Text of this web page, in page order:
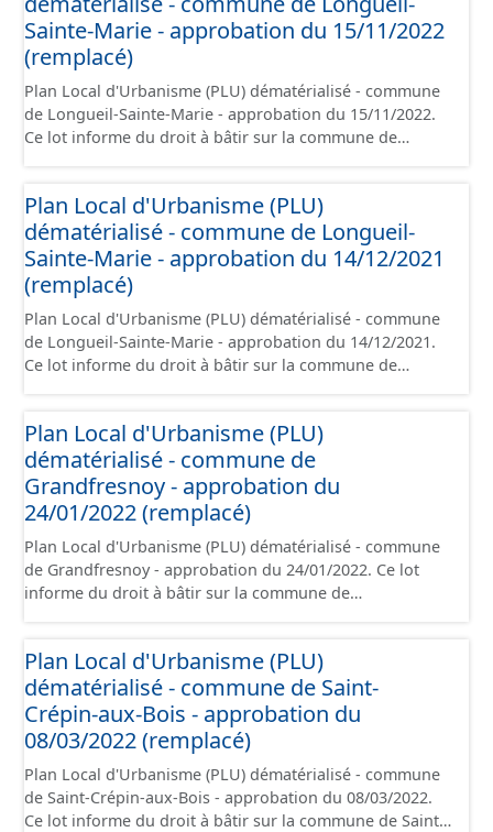
annexes, les orientations d'aménagement et les données
géographiques. Malgré l'attention portée à la création
de ces données, il est rappelé que seuls les documents
papier font foi et sont opposables d'un point de vue
juridique.
Sainte-Marie - approbation du 15/11/2022
(remplacé)
Plan Local d'Urbanisme (PLU) dématérialisé - commune
de Longueil-Sainte-Marie - approbation du 15/11/2022.
Ce lot informe du droit à bâtir sur la commune de
contient les pièces administratives, le rapport de
présentation, le PADD, le règlement (à l'exception des
plans de zonages), les annexes, les orientations
d'aménagement et les données géographiques. Malgré
l'attention portée à la création de ces données, il est
rappelé que seuls les documents papier font foi et sont
opposables d'un point de vue juridique.
Plan Local d'Urbanisme (PLU)
dématérialisé - commune de Longueil-
Sainte-Marie - approbation du 14/12/2021
(remplacé)
Plan Local d'Urbanisme (PLU) dématérialisé - commune
de Longueil-Sainte-Marie - approbation du 14/12/2021.
Ce lot informe du droit à bâtir sur la commune de
contient les pièces administratives, le rapport de
présentation, le PADD, le règlement (à l'exception des
plans de zonages), les annexes, les orientations
d'aménagement et les données géographiques. Malgré
l'attention portée à la création de ces données, il est
rappelé que seuls les documents papier font foi et sont
opposables d'un point de vue juridique.
Plan Local d'Urbanisme (PLU)
dématérialisé - commune de
Grandfresnoy - approbation du
24/01/2022 (remplacé)
Plan Local d'Urbanisme (PLU) dématérialisé - commune
de Grandfresnoy - approbation du 24/01/2022. Ce lot
informe du droit à bâtir sur la commune de
contient les pièces administratives, le rapport de
présentation, le PADD, le règlement (à l'exception des
plans de zonages), les annexes, les orientations
d'aménagement et les données géographiques. Malgré
l'attention portée à la création de ces données, il est
rappelé que seuls les documents papier font foi et sont
opposables d'un point de vue juridique.
Plan Local d'Urbanisme (PLU)
dématérialisé - commune de Saint-
Crépin-aux-Bois - approbation du
08/03/2022 (remplacé)
Plan Local d'Urbanisme (PLU) dématérialisé - commune
de Saint-Crépin-aux-Bois - approbation du 08/03/2022.
Ce lot informe du droit à bâtir sur la commune de Saint-